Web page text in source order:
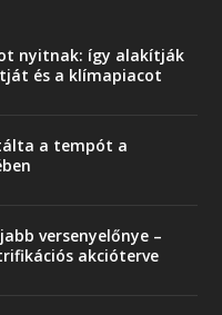
nyitnak: így alakítják
és a klímapiacot
a tempót a
versenyelőnye –
akcióterve